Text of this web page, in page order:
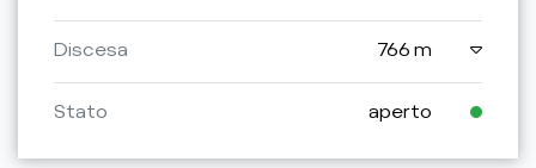
Discesa 766 m
Stato aperto